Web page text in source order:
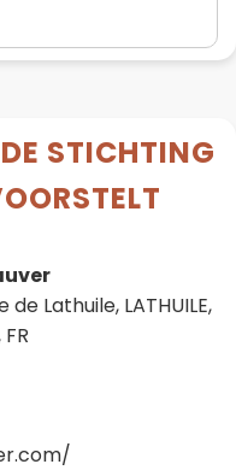
STICHTING
Lathuile, LATHUILE,